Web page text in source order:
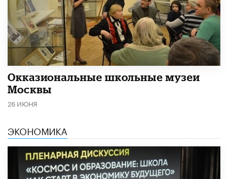
​Окказиональные школьные музеи
Москвы
26 ИЮНЯ
ЭКОНОМИКА